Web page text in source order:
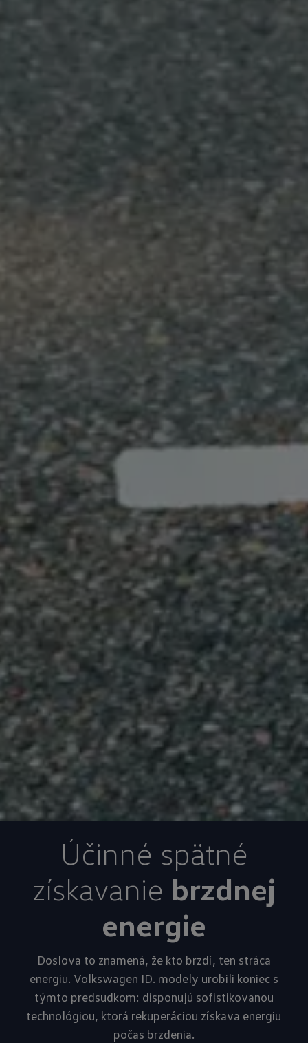
Účinné spätné
získavanie brzdnej
energie
Doslova to znamená, že kto brzdí, ten stráca
energiu. Volkswagen ID. modely urobili koniec s
týmto predsudkom: disponujú sofistikovanou
technológiou, ktorá rekuperáciou získava energiu
počas brzdenia.